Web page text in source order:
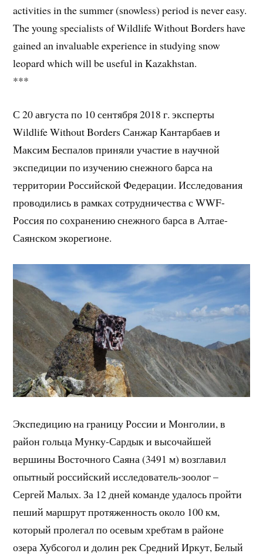
activities in the summer (snowless) period is never easy.
The young specialists of Wildlife Without Borders have
gained an invaluable experience in studying snow
leopard which will be useful in Kazakhstan.
***
С 20 августа по 10 сентября 2018 г. эксперты
Wildlife Without Borders Санжар Кантарбаев и
Максим Беспалов приняли участие в научной
экспедиции по изучению снежного барса на
территории Российской Федерации. Исследования
проводились в рамках сотрудничества с WWF-
Россия по сохранению снежного барса в Алтае-
Саянском экорегионе.
Экспедицию на границу России и Монголии, в
район гольца Мунку-Сардык и высочайшей
вершины Восточного Саяна (3491 м) возглавил
опытный российский исследователь-зоолог –
Сергей Малых. За 12 дней команде удалось пройти
пеший маршрут протяженность около 100 км,
который пролегал по осевым хребтам в районе
озера Хубсогол и долин рек Средний Иркут, Белый